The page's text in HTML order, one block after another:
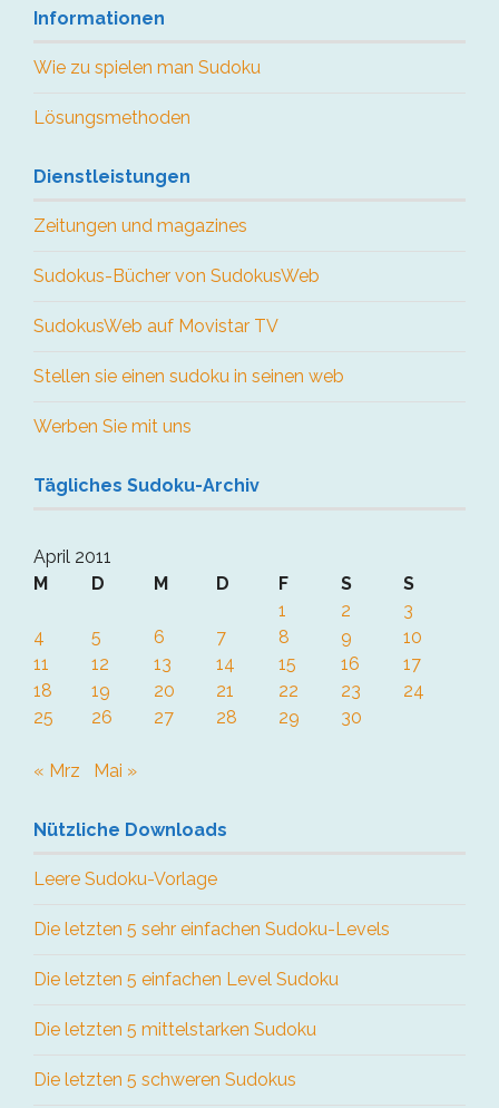
Informationen
Wie zu spielen man Sudoku
Lösungsmethoden
Dienstleistungen
Zeitungen und magazines
Sudokus-Bücher von SudokusWeb
SudokusWeb auf Movistar TV
Stellen sie einen sudoku in seinen web
Werben Sie mit uns
Tägliches Sudoku-Archiv
April 2011
M
D M D F S
S
1
2
3
4
5 6 7 8 9
10
11
12 13 14 15 16
17
18
19 20 21 22 23
24
25
26 27 28 29 30
« Mrz Mai »
Nützliche Downloads
Leere Sudoku-Vorlage
Die letzten 5 sehr einfachen Sudoku-Levels
Die letzten 5 einfachen Level Sudoku
Die letzten 5 mittelstarken Sudoku
Die letzten 5 schweren Sudokus